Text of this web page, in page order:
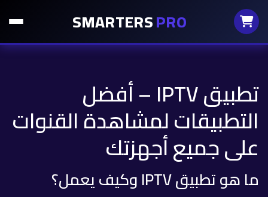
SMARTERSPRO
تطبيق IPTV – أفضل
التطبيقات لمشاهدة القنوات
على جميع أجهزتك
ما هو تطبيق IPTV وكيف يعمل؟